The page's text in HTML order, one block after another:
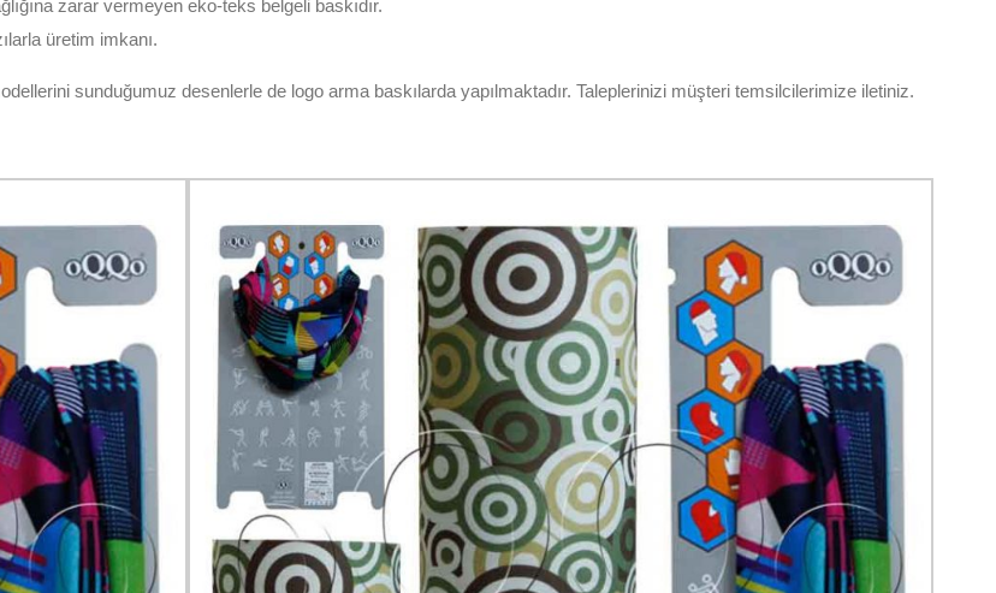
zarar vermeyen eko-teks belgeli baskıdır.
üretim imkanı.
sunduğumuz desenlerle de logo arma baskılarda yapılmaktadır. Taleplerinizi müşteri temsilcilerimize iletiniz.